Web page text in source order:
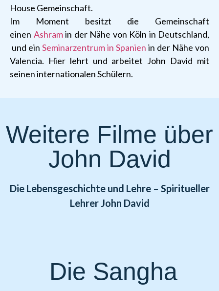
House Gemeinschaft.
Im Moment besitzt die Gemeinschaft
einen Ashramin der Nähe von Köln in Deutschland,
und ein Seminarzentrum in Spanien in der Nähe von
Valencia. Hier lehrt und arbeitet John David mit
seinen internationalen Schülern.
Weitere Filme über
John David
Die Lebensgeschichte und Lehre – Spiritueller
Lehrer John David
Die Sangha